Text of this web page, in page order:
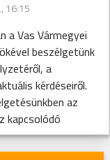
16:15
a Vas Vármegyei
beszélgetünk
a
kérdéseiről.
az
kapcsolódó